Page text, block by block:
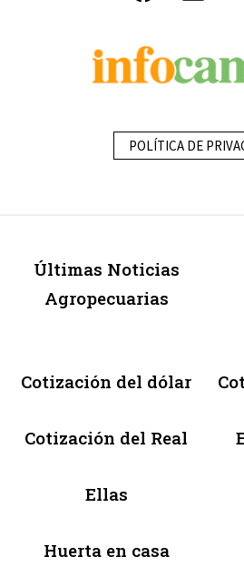
POLÍTICA DE
Últimas Noticias
Agropecuarias
Cotización del dólar
Cotización del Real
Ellas
Huerta en casa